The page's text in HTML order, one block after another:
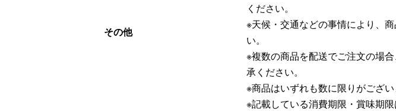
その他
ください。
※天候・交通などの事情により、
い。
※複数の商品を配送でご注文の場
承ください。
※商品はいずれも数に限りがござ
※記載している消費期限・賞味期